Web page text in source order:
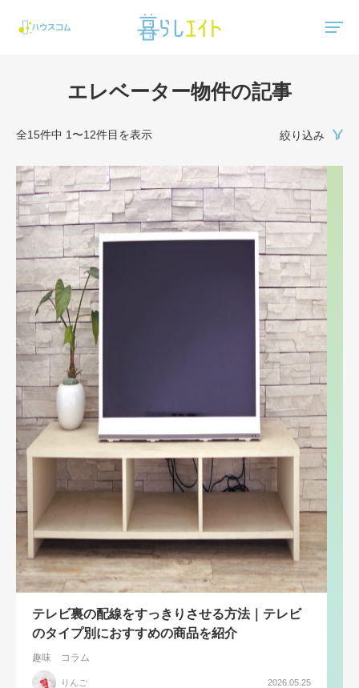
エレベーター物件の記事
全15件中 1〜12件目を表示 絞り込み
テレビ裏の配線をすっきりさせる方法｜テレビ
のタイプ別におすすめの商品を紹介
趣味 コラム
りんご 2026.05.25